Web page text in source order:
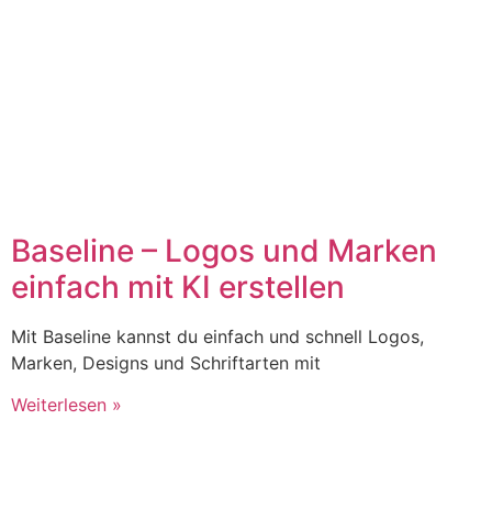
Baseline – Logos und Marken
einfach mit KI erstellen
Mit Baseline kannst du einfach und schnell Logos,
Marken, Designs und Schriftarten mit
Weiterlesen »